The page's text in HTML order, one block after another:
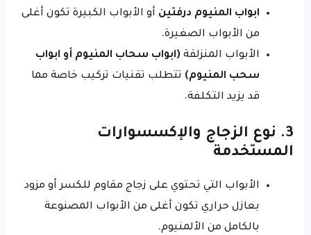
ابواب المنيوم درفتين أو الأبواب الكبيرة تكون أغلى
من الأبواب الصغيرة.
الأبواب المنزلقة (ابواب سحاب المنيوم أو ابواب
سحب المنيوم) تتطلب تقنيات تركيب خاصة مما
قد يزيد التكلفة.
3. نوع الزجاج والإكسسوارات
المستخدمة
الأبواب التي تحتوي على زجاج مقاوم للكسر أو مزود
بعازل حراري تكون أغلى من الأبواب المصنوعة
بالكامل من الألمنيوم.